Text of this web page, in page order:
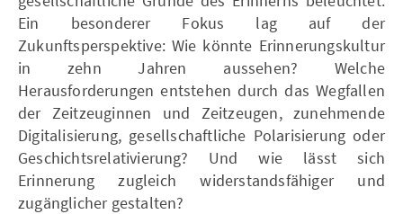
Ein besonderer Fokus lag auf der
Zukunftsperspektive: Wie könnte Erinnerungskultur
in zehn Jahren aussehen? Welche
Herausforderungen entstehen durch das Wegfallen
der Zeitzeuginnen und Zeitzeugen, zunehmende
Digitalisierung, gesellschaftliche Polarisierung oder
Geschichtsrelativierung? Und wie lässt sich
Erinnerung zugleich widerstandsfähiger und
zugänglicher gestalten?